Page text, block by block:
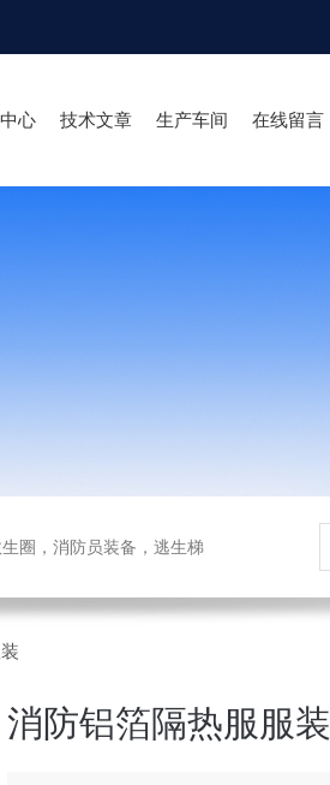
心 技术文章 生产车间 在线留言
圈，消防员装备，逃生梯
消防铝箔隔热服服装